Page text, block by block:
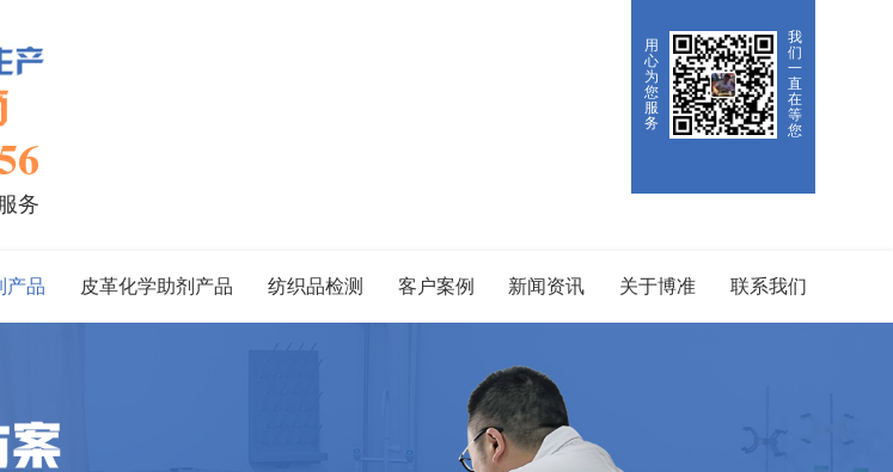
用
心
为
您
服
务
我
们
一
直
在
等
您
务
产品 皮革化学助剂产品 纺织品检测 客户案例 新闻资讯 关于博准 联系我们